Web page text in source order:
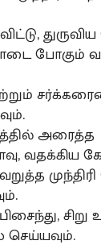
போகும்
அரைத்த
வதக்கிய
செய்யவும்.